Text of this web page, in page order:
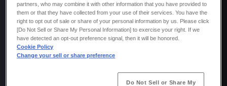
発、ロボット開発で培った技術を結集させた、かつてない新感覚
モビリティ。
partners, who may combine it with other information that you have provided to
them or that they have collected from your use of their services. You have the
right to opt out of sale or share of your personal information by us. Please click
[Do Not Sell or Share My Personal Information] to exercise your right. If we
have detected an opt-out preference signal, then it will be honored.
Cookie Policy
Change your sell or share preference
Do Not Sell or Share My